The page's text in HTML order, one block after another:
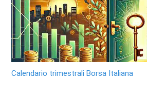
Calendario trimestrali Borsa Italiana